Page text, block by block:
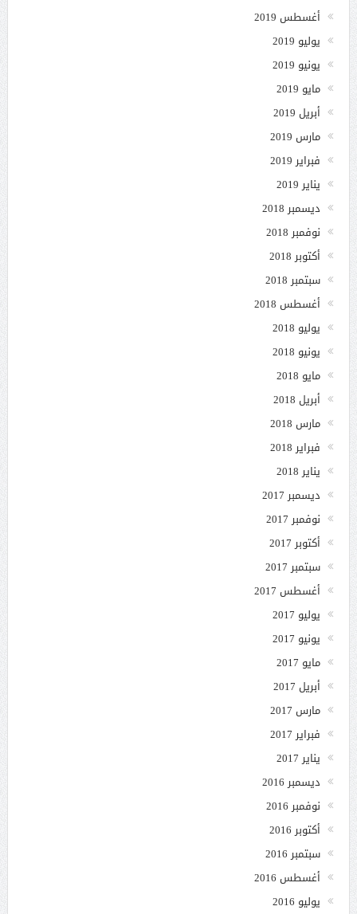
أغسطس 2019
يوليو 2019
يونيو 2019
مايو 2019
أبريل 2019
مارس 2019
فبراير 2019
يناير 2019
ديسمبر 2018
نوفمبر 2018
أكتوبر 2018
سبتمبر 2018
أغسطس 2018
يوليو 2018
يونيو 2018
مايو 2018
أبريل 2018
مارس 2018
فبراير 2018
يناير 2018
ديسمبر 2017
نوفمبر 2017
أكتوبر 2017
سبتمبر 2017
أغسطس 2017
يوليو 2017
يونيو 2017
مايو 2017
أبريل 2017
مارس 2017
فبراير 2017
يناير 2017
ديسمبر 2016
نوفمبر 2016
أكتوبر 2016
سبتمبر 2016
أغسطس 2016
يوليو 2016